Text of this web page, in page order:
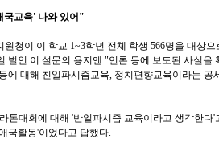
국교육' 나와 있어"
청이 이 학교 1~3학년 전체 학생 566명을 대상
벌인 이 설문의 용지엔 "언론 등에 보도된 사실을
에 대해 친일파시즘교육, 정치편향교육이라는 공
톤대회에 대해 '반일파시즘 교육이라고 생각한다
국활동'이었다고 답했다.